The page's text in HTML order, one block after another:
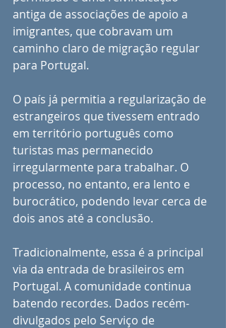
antiga de associações de apoio a
imigrantes, que cobravam um
caminho claro de migração regular
para Portugal.
O país já permitia a regularização de
estrangeiros que tivessem entrado
em território português como
turistas mas permanecido
irregularmente para trabalhar. O
processo, no entanto, era lento e
burocrático, podendo levar cerca de
dois anos até a conclusão.
Tradicionalmente, essa é a principal
via da entrada de brasileiros em
Portugal. A comunidade continua
batendo recordes. Dados recém-
divulgados pelo Serviço de